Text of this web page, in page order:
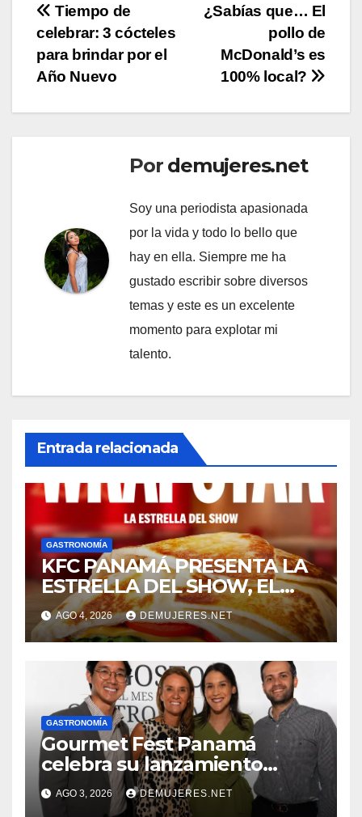
Navegación
de
entradas
¿Sabías que… El
pollo de
McDonald’s es
100% local?
Tiempo de
celebrar: 3 cócteles
para brindar por el
Año Nuevo
Por demujeres.net
Soy una periodista apasionada
por la vida y todo lo bello que
hay en ella. Siempre me ha
gustado escribir sobre diversos
temas y este es un excelente
momento para explotar mi
talento.
Entrada relacionada
GASTRONOMÍA
KFC PANAMÁ PRESENTA LA
ESTRELLA DEL SHOW, EL
NUEVO WRAPSTAR QUE
LLEVA EL CRUNCH DEL
CORONEL A OTRO NIVEL
AGO 4, 2026 DEMUJERES.NET
GASTRONOMÍA
Gourmet Fest Panamá
celebra su lanzamiento
oficial y da inicio a su primera
edición
AGO 3, 2026 DEMUJERES.NET